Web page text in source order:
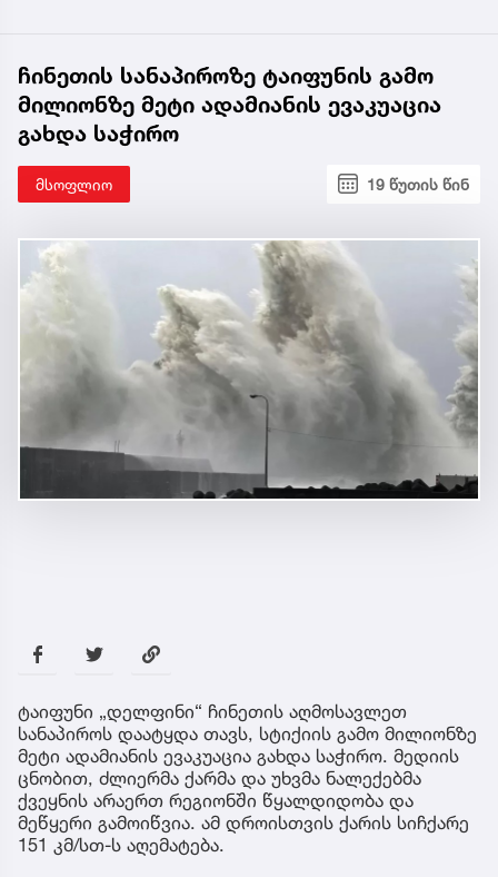
ჩინეთის სანაპიროზე ტაიფუნის გამო
მილიონზე მეტი ადამიანის ევაკუაცია
გახდა საჭირო
მსოფლიო 19 წუთის წინ
ტაიფუნი „დელფინი“ ჩინეთის აღმოსავლეთ
სანაპიროს დაატყდა თავს, სტიქიის გამო მილიონზე
მეტი ადამიანის ევაკუაცია გახდა საჭირო. მედიის
ცნობით, ძლიერმა ქარმა და უხვმა ნალექებმა
ქვეყნის არაერთ რეგიონში წყალდიდობა და
მეწყერი გამოიწვია. ამ დროისთვის ქარის სიჩქარე
151 კმ/სთ-ს აღემატება.